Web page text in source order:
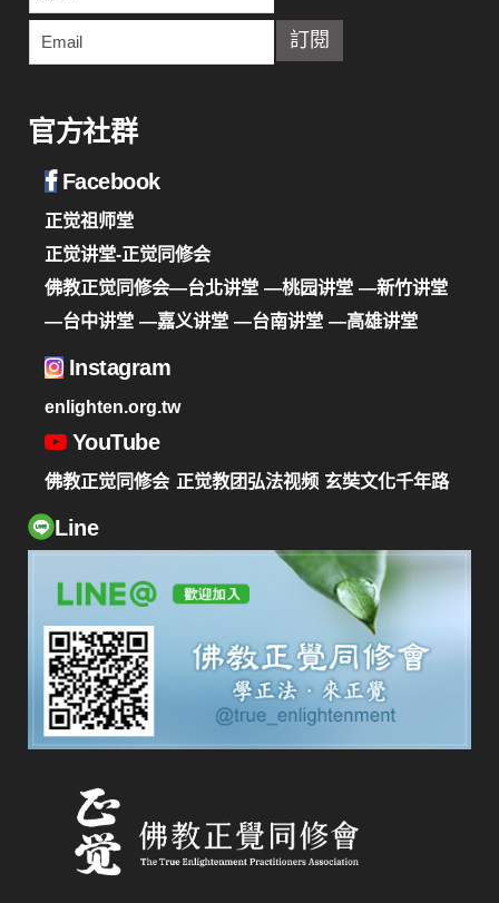
官方社群
Facebook
正觉祖师堂
正觉讲堂-正觉同修会
佛教正觉同修会—台北讲堂 —桃园讲堂 —新竹讲堂
—台中讲堂 —嘉义讲堂 —台南讲堂 —高雄讲堂
Instagram
enlighten.org.tw
YouTube
佛教正觉同修会 正觉教团弘法视频 玄奘文化千年路
Line